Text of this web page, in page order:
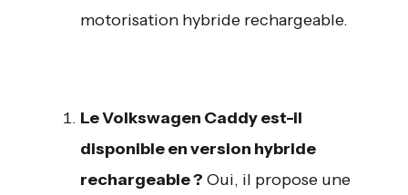
motorisation hybride rechargeable.
Le Volkswagen Caddy est-il
disponible en version hybride
rechargeable ? Oui, il propose une